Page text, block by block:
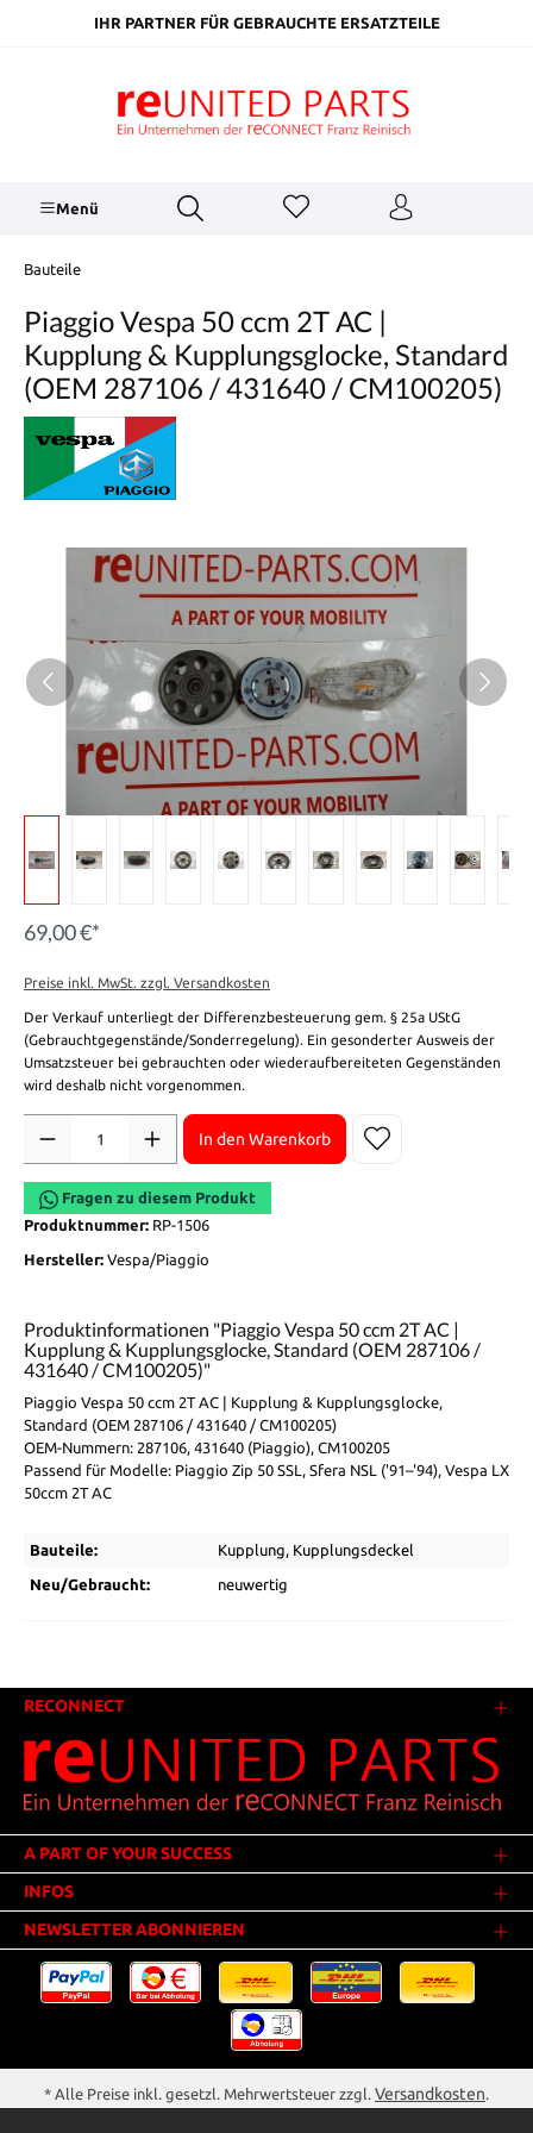
springenIHR PARTNER FÜR GEBRAUCHTE ERSATZTEILE
Menü
Bauteile
Piaggio Vespa 50 ccm 2T AC |
Kupplung & Kupplungsglocke, Standard
(OEM 287106 / 431640 / CM100205)
69,00 €*
Preise inkl. MwSt. zzgl. Versandkosten
Der Verkauf unterliegt der Differenzbesteuerung gem. § 25a UStG
(Gebrauchtgegenstände/Sonderregelung). Ein gesonderter Ausweis der
Umsatzsteuer bei gebrauchten oder wiederaufbereiteten Gegenständen
wird deshalb nicht vorgenommen.
In den Warenkorb
Fragen zu diesem Produkt
Produktnummer: RP-1506
Hersteller: Vespa/Piaggio
Produktinformationen "Piaggio Vespa 50 ccm 2T AC |
Kupplung & Kupplungsglocke, Standard (OEM 287106 /
431640 / CM100205)"
Piaggio Vespa 50 ccm 2T AC | Kupplung & Kupplungsglocke,
Standard (OEM 287106 / 431640 / CM100205)
OEM-Nummern: 287106, 431640 (Piaggio), CM100205
Passend für Modelle: Piaggio Zip 50 SSL, Sfera NSL ('91–'94), Vespa LX
50ccm 2T AC
Bauteile: Kupplung, Kupplungsdeckel
Neu/Gebraucht: neuwertig
RECONNECT
A PART OF YOUR SUCCESS
INFOS
NEWSLETTER ABONNIEREN
* Alle Preise inkl. gesetzl. Mehrwertsteuer zzgl. Versandkosten.